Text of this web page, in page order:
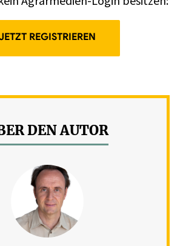
REGISTRIEREN
DEN AUTOR